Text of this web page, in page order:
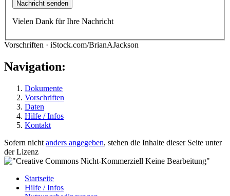
Vielen Dank für Ihre Nachricht
Vorschriften · iStock.com/BrianAJackson
Navigation:
Dokumente
Vorschriften
Daten
Hilfe / Infos
Kontakt
Sofern nicht anders angegeben, stehen die Inhalte dieser Seite unter
der Lizenz
Startseite
Hilfe / Infos